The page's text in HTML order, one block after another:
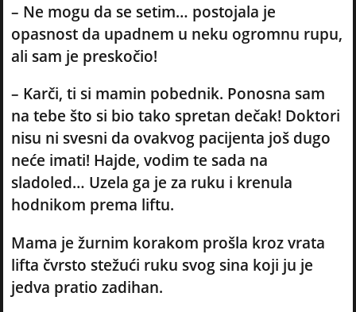
– Ne mogu da se setim… postojala je
opasnost da upadnem u neku ogromnu rupu,
ali sam je preskočio!
– Karči, ti si mamin pobednik. Ponosna sam
na tebe što si bio tako spretan dečak! Doktori
nisu ni svesni da ovakvog pacijenta još dugo
neće imati! Hajde, vodim te sada na
sladoled… Uzela ga je za ruku i krenula
hodnikom prema liftu.
Mama je žurnim korakom prošla kroz vrata
lifta čvrsto stežući ruku svog sina koji ju je
jedva pratio zadihan.